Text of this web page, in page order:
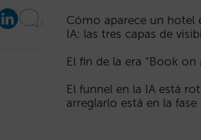
Cómo aparece un hotel
IA: las tres capas de
El fin de la era “Book on
El funnel en la IA está
arreglarlo está en la